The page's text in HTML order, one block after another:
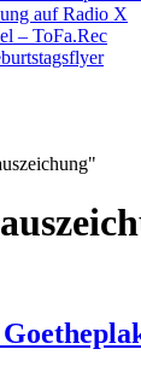
auf Radio X
– ToFa.Rec